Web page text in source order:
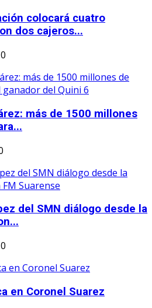
colocará cuatro
dos cajeros...
0
más de 1500 millones
del SMN diálogo desde la
0
en Coronel Suarez